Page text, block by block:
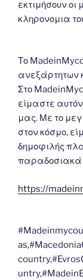
εκτιμήσουν οι
κληρονομια
Το
ανεξάρτητων
Στο
είμαστε
μας. Με το
στον κόσμο,
δημοφιλής
παραδοσιακά
https://